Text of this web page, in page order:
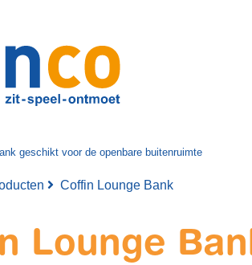
Coffin Lounge Bank
Lounge